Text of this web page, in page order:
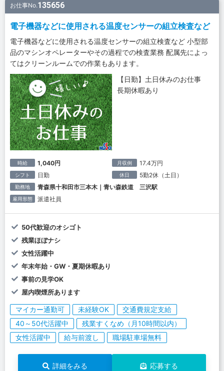
お仕事No.135656
電子機器などに使用される温度センサーの組立検査など
電子機器などに使用される温度センサーの組立検査など 小型部
品のマシンオペレーターやその過程での検査業務 配属先によっ
てはクリーンルームでの作業もあります。
【日勤】土日休みのお仕事
長期休暇あり
時給 1,040円 月収例 17.4万円
シフト 日勤 休日 5勤2休（土日）
勤務地 青森県十和田市三本木｜青い森鉄道 三沢駅
雇用形態 派遣社員
50代歓迎のオシゴト
残業ほぼナシ
女性活躍中
年末年始・GW・夏期休暇あり
事前の見学OK
屋内喫煙所あります
マイカー通勤可 未経験OK
交通費規定支給
40～50代活躍中
残業すくなめ（月10時間以内）
女性活躍中
給与前渡し 職場駐車場無料
詳細をみる 応募する